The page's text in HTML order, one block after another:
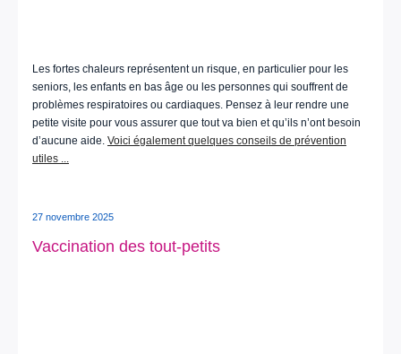
Les fortes chaleurs représentent un risque, en particulier pour les
seniors, les enfants en bas âge ou les personnes qui souffrent de
problèmes respiratoires ou cardiaques. Pensez à leur rendre une
petite visite pour vous assurer que tout va bien et qu’ils n’ont besoin
d’aucune aide. Voici également quelques conseils de prévention
utiles ...
27 novembre 2025
Vaccination des tout-petits